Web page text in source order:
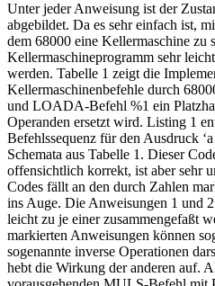
Unter jeder Anweisung ist der
abgebildet. Da es sehr einfach ist,
dem 68000 eine Kellermaschine zu
Kellermaschineprogramm sehr
werden. Tabelle 1 zeigt die
Kellermaschinenbefehle durch
und LOADA-Befehl %1 ein
Operanden ersetzt wird. Listing 1
Befehlssequenz für den Ausdruck
Schemata aus Tabelle 1. Dieser
offensichtlich korrekt, ist aber sehr
Codes fällt an den durch Zahlen
ins Auge. Die Anweisungen 1 und
leicht zu je einer zusammengefaßt
markierten Anweisungen können
sogenannte inverse Operationen
hebt die Wirkung der anderen auf.